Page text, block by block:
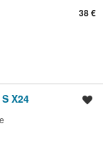
38 €
X24